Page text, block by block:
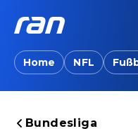
Home NFL
Bundesliga